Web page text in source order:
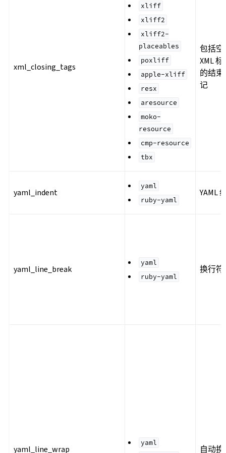
xml_closing_tags
xliff
xliff2
xliff2-
placeables
poxliff
apple-xliff
resx
aresource
moko-
resource
cmp-resource
tbx
包括空
XML
的结束
记
yaml_indent
yaml
ruby-yaml
YAML
yaml_line_break
yaml
ruby-yaml
换行符
yaml_line_wrap
yaml
自动